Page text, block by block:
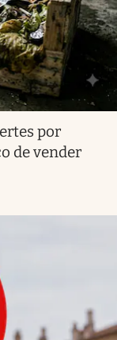
por
de vender